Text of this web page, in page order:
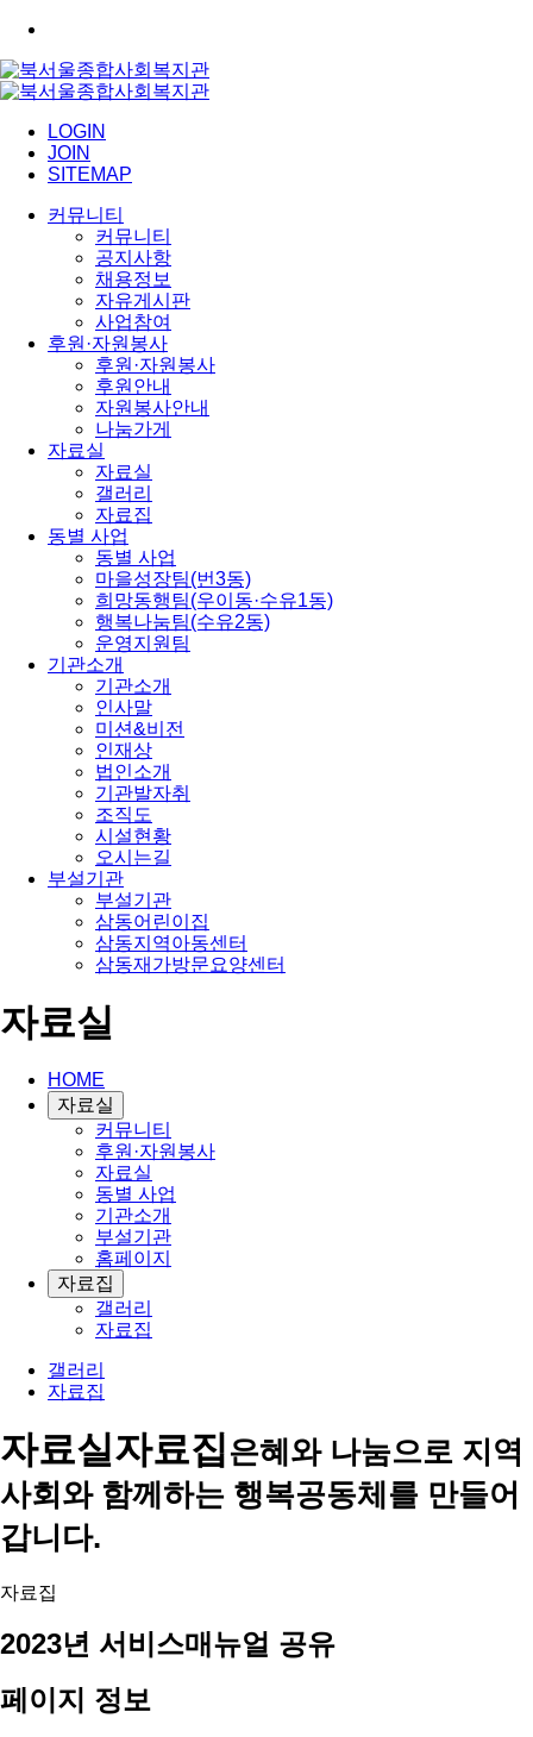
LOGIN
JOIN
SITEMAP
커뮤니티
커뮤니티
공지사항
채용정보
자유게시판
사업참여
후원·자원봉사
후원·자원봉사
후원안내
자원봉사안내
나눔가게
자료실
자료실
갤러리
자료집
동별 사업
동별 사업
마을성장팀(번3동)
희망동행팀(우이동·수유1동)
행복나눔팀(수유2동)
운영지원팀
기관소개
기관소개
인사말
미션&비전
인재상
법인소개
기관발자취
조직도
시설현황
오시는길
부설기관
부설기관
삼동어린이집
삼동지역아동센터
삼동재가방문요양센터
자료실
HOME
자료실
커뮤니티
후원·자원봉사
자료실
동별 사업
기관소개
부설기관
홈페이지
자료집
갤러리
자료집
갤러리
자료집
자료실자료집은혜와 나눔으로 지역
사회와 함께하는 행복공동체를 만들어
갑니다.
자료집
2023년 서비스매뉴얼 공유
페이지 정보